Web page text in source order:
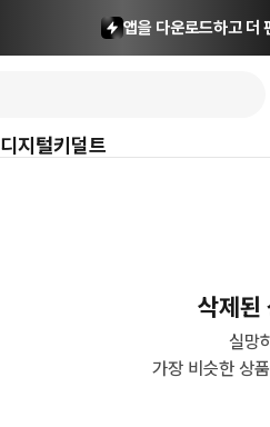
앱을 다운로드하고 더
디지털키덜트
삭제된
실망
가장 비슷한 상